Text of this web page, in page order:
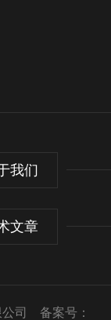
我们
文章
司 备案号：